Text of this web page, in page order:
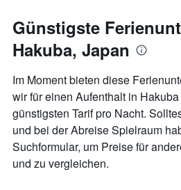
jeweiligen
Wochentag.
Das
Diagramm
1
X-
Achse,
die
die
Wochentage
anzeigt.
Günstigste
Hakuba, Japan
Im Moment bieten diese
wir für einen Aufenthalt in
günstigsten Tarif pro Nacht.
und bei der Abreise Spielraum
Suchformular, um Preise für
und zu vergleichen.